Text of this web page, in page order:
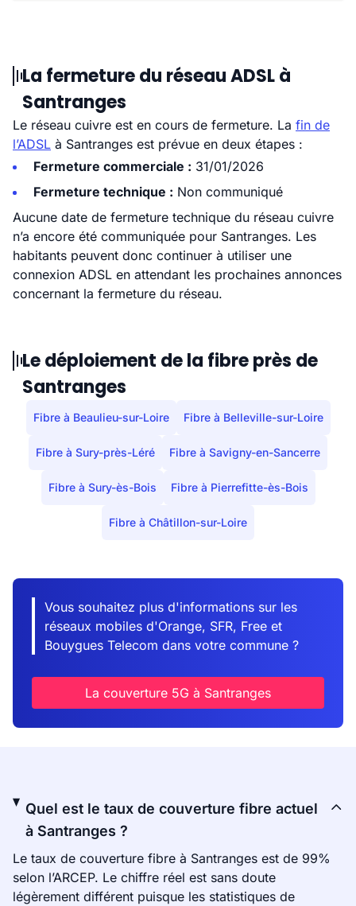
La fermeture du réseau ADSL à
Santranges
Le réseau cuivre est en cours de fermeture. La fin de
l’ADSL à Santranges est prévue en deux étapes :
Fermeture commerciale : 31/01/2026
Fermeture technique : Non communiqué
Aucune date de fermeture technique du réseau cuivre
n’a encore été communiquée pour Santranges. Les
habitants peuvent donc continuer à utiliser une
connexion ADSL en attendant les prochaines annonces
concernant la fermeture du réseau.
Le déploiement de la fibre près de
Santranges
Fibre à Beaulieu-sur-Loire Fibre à Belleville-sur-Loire
Fibre à Sury-près-Léré Fibre à Savigny-en-Sancerre
Fibre à Sury-ès-Bois Fibre à Pierrefitte-ès-Bois
Fibre à Châtillon-sur-Loire
Vous souhaitez plus d'informations sur les
réseaux mobiles d'Orange, SFR, Free et
Bouygues Telecom dans votre commune ?
La couverture 5G à Santranges
Quel est le taux de couverture fibre actuel
à Santranges ?
Le taux de couverture fibre à Santranges est de 99%
selon l’ARCEP. Le chiffre réel est sans doute
légèrement différent puisque les statistiques de